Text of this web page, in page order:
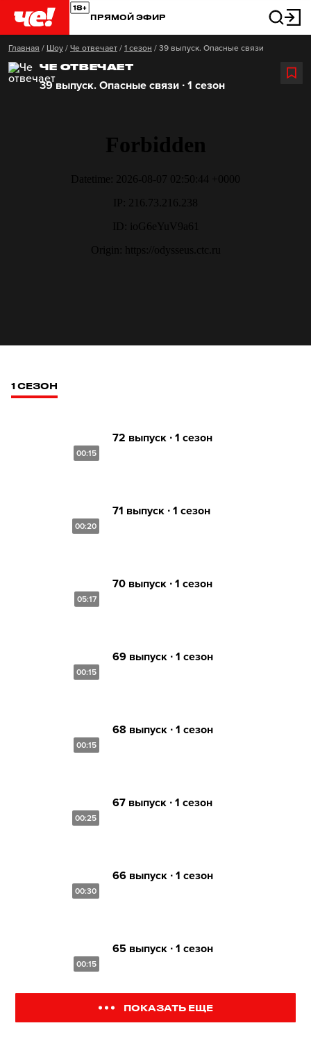
ПРЯМОЙ ЭФИР
Главная / Шоу / Че отвечает / 1 сезон / 39 выпуск. Опасные связи
ЧЕ ОТВЕЧАЕТ
39 выпуск. Опасные связи ∙ 1 сезон
1 СЕЗОН
00:15
72 выпуск ∙ 1 сезон
00:20
71 выпуск ∙ 1 сезон
05:17
70 выпуск ∙ 1 сезон
00:15
69 выпуск ∙ 1 сезон
00:15
68 выпуск ∙ 1 сезон
00:25
67 выпуск ∙ 1 сезон
00:30
66 выпуск ∙ 1 сезон
00:15
65 выпуск ∙ 1 сезон
ПОКАЗАТЬ ЕЩЕ